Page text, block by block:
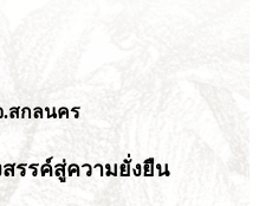
.สกลนคร
รรค์สู่ความยั่งยืน